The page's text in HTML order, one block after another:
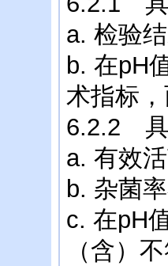
a. 检验
b. 在pH
术指标
6.2.2 具
a. 有效
b. 杂菌
c. 在pH
（含）